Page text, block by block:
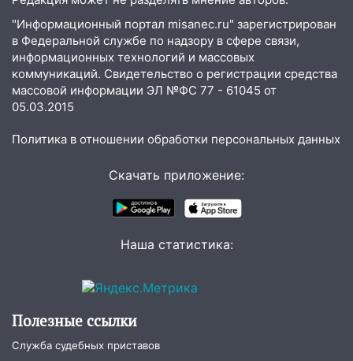
неделю подряд удерживает самые
низкие цены на подсолнечное масло
19:33 Коровы-рекордсменки: в
Ульяновской области выросли надои
молока
года благоустроят 20 родников
В Ульяновской области 114 детей-
сирот получили жильё с начала года
Дорожный сезон перевалил за
обновили половину региональных трасс
В Ульяновской области
капитально отремонтируют 101
16:30 Прогноз погоды в Ульяновской
"Информационный портал misanec.ru" зарегистрирован
в Федеральной службе по надзору в сфере связи,
информационных технологий и массовых
коммуникаций. Свидетельство о регистрации средства
массовой информации ЭЛ №ФС 77 - 61045 от
05.03.2015
Политика в отношении обработки персональных данных
Скачать приложение:
Наша статистика:
Полезные ссылки
Служба судебных приставов